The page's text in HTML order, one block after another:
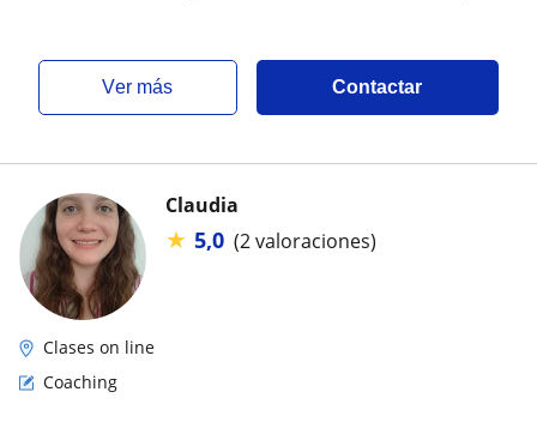
ver más Contactar
Claudia
★ 5,0 (2 valoraciones)
Clases on line
Coaching